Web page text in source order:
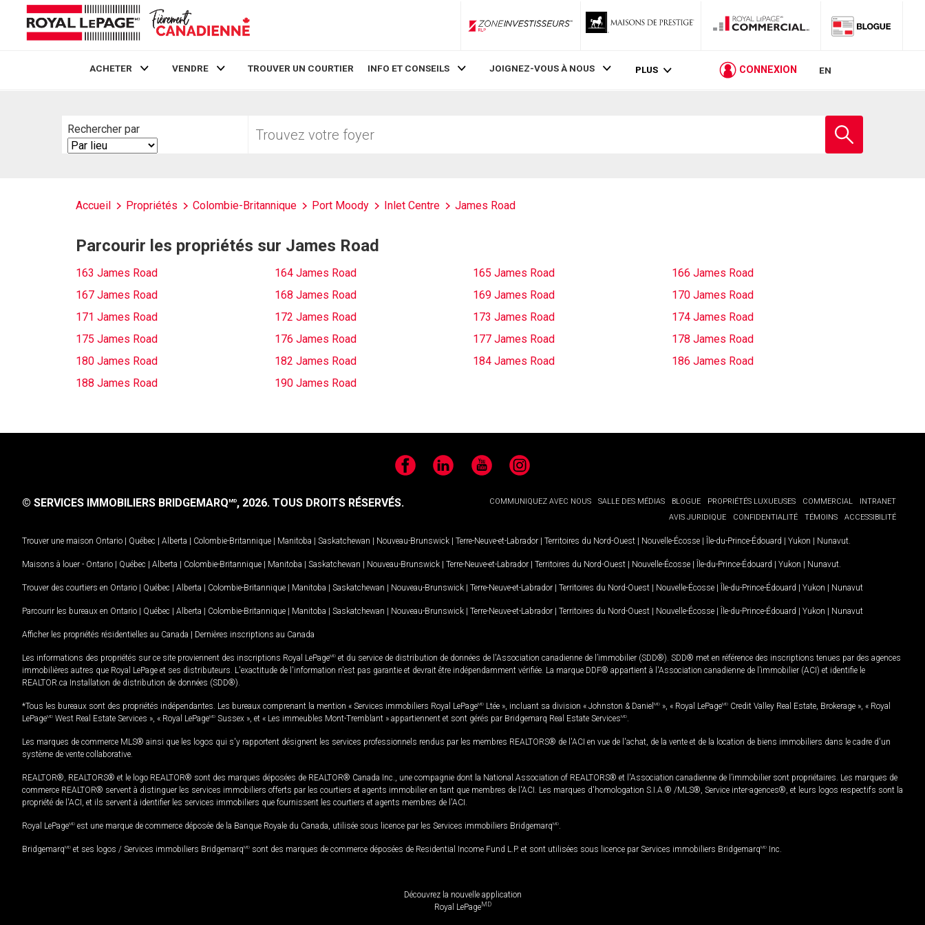
ZoneInvestisseurs RLP
ACHETER VENDRE TROUVER UN COURTIER INFO ET CONSEILS JOIGNEZ-VOUS À NOUS PLUS CONNEXION EN
Rechercher par
Search
By
votre
Accueil Propriétés Colombie-Britannique Port Moody Inlet Centre James Road
Parcourir les propriétés sur James Road
163 James Road 164 James Road 165 James Road
166 James Road
167 James Road
168 James Road 169 James Road
170 James Road
171 James Road
172 James Road 173 James Road
174 James Road
175 James Road
176 James Road 177 James Road
178 James Road
180 James Road
182 James Road 184 James Road
186 James Road
188 James Road
190 James Road
FacebookLinkedIn YouTubeInstagram
COMMUNIQUEZ AVEC NOUS SALLE DES MÉDIAS BLOGUE PROPRIÉTÉS LUXUEUSES COMMERCIAL
INTRANET
AVIS JURIDIQUE
CONFIDENTIALITÉ TÉMOINS ACCESSIBILITÉ
© SERVICES IMMOBILIERS BRIDGEMARQMD, 2026. TOUS DROITS RÉSERVÉS.
Trouver une maison Ontario | Québec | Alberta | Colombie-Britannique | Manitoba | Saskatchewan | Nouveau-Brunswick | Terre-Neuve-et-Labrador | Territoires du Nord-Ouest | Nouvelle-Écosse | Île-du-Prince-Édouard | Yukon | Nunavut
Maisons à louer - Ontario | Québec | Alberta | Colombie-Britannique | Manitoba | Saskatchewan | Nouveau-Brunswick | Terre-Neuve-et-Labrador | Territoires du Nord-Ouest | Nouvelle-Écosse | Île-du-Prince-Édouard | Yukon | Nunavut
Trouver des courtiers en Ontario | Québec | Alberta | Colombie-Britannique | Manitoba | Saskatchewan | Nouveau-Brunswick | Terre-Neuve-et-Labrador | Territoires du Nord-Ouest | Nouvelle-Écosse | Île-du-Prince-Édouard | Yukon | Nunavut
Parcourir les bureaux en Ontario | Québec | Alberta | Colombie-Britannique | Manitoba | Saskatchewan | Nouveau-Brunswick | Terre-Neuve-et-Labrador | Territoires du Nord-Ouest | Nouvelle-Écosse | Île-du-Prince-Édouard | Yukon | Nunavut
Afficher les propriétés résidentielles au Canada | Dernières inscriptions au Canada
Les informations des propriétés sur ce site proviennent des inscriptions Royal LePageMD et du service de distribution de données de l'Association canadienne de l’immobilier (SDD®). SDD® met en référence des inscriptions tenues par des agences
immobilières autres que Royal LePage et ses distributeurs. L'exactitude de l'information n'est pas garantie et devrait être indépendamment vérifiée. La marque DDF® appartient à l'Association canadienne de l’immobilier (ACI) et identifie le
REALTOR.ca Installation de distribution de données (SDD®).
*Tous les bureaux sont des propriétés indépendantes. Les bureaux comprenant la mention « Services immobiliers Royal LePageMD Ltée », incluant sa division « Johnston & Daniel MD », « Royal LePageMD Credit Valley Real Estate, Brokerage », « Royal
LePageMD West Real Estate Services », « Royal LePageMD Sussex », et « Les immeubles Mont-Tremblant » appartiennent et sont gérés par Bridgemarq Real Estate ServicesMD
Les marques de commerce MLS® ainsi que les logos qui s'y rapportent désignent les services professionnels rendus par les membres REALTORS® de l'ACI en vue de l'achat, de la vente et de la location de biens immobiliers dans le cadre d'un
système de vente collaborative.
REALTOR®, REALTORS® et le logo REALTOR® sont des marques déposées de REALTOR® Canada Inc., une compagnie dont la National Association of REALTORS® et l'Association canadienne de l’immobilier sont propriétaires. Les marques de
commerce REALTOR® servent à distinguer les services immobiliers offerts par les courtiers et agents immobilier en tant que membres de l'ACI. Les marques d'homologation S.I.A.® /MLS®, Service inter-agences®, et leurs logos respectifs sont la
propriété de l'ACI, et ils servent à identifier les services immobiliers que fournissent les courtiers et agents membres de l'ACI.
Royal LePageMD est une marque de commerce déposée de la Banque Royale du Canada, utilisée sous licence par les Services immobiliers BridgemarqMD
BridgemarqMD et ses logos / Services immobiliers BridgemarqMD sont des marques de commerce déposées de Residential Income Fund L.P. et sont utilisées sous licence par Services immobiliers BridgemarqMD Inc.
Découvrez la nouvelle application
Royal LePageMD